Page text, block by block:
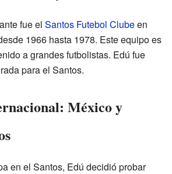
fue el Santos Futebol Clubeen
1966 hasta 1978. Este equipo es
a grandes futbolistas. Edú fue
para el Santos.
México y
en el Santos, Edú decidió probar